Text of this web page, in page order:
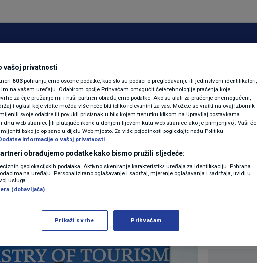
REGIJA
MAGAZIN
KOLUMNE
N1(DIS)INFO
KLIMATSKE PROMJENE
FOTO
VIDEO
cijelom
cijene ponuda za
| 5 komentara
Više
vašoj privatnosti
603 pohranjujemo osobne podatke, kao što su podaci o pregledavanju ili jedinstveni identifikatori,
na vašem uređaju. Odabirom opcije Prihvaćam omogućit ćete tehnologije praćenja koje
za čije pružanje mi i naši partneri obrađujemo podatke. Ako su alati za praćenje onemogućeni,
i oglasi koje vidite možda više neće biti toliko relevantni za vas. Možete se vratiti na ovaj izbornik
svoje odabire ili povukli pristanak u bilo kojem trenutku klikom na Upravljaj postavkama
dnu web-stranice [ili plutajuće ikone u donjem lijevom kutu web stranice, ako je primjenjivo]. Vaši će
kako je opisano u dijelu Web-mjesto. Za više pojedinosti pogledajte našu Politiku
informacije o vašoj privatnosti
obrađujemo podatke kako bismo pružili sljedeće:
geolokacijskih podataka. Aktivno skeniranje karakteristika uređaja za identifikaciju. Pohrana
na uređaju. Personalizirano oglašavanje i sadržaj, mjerenje oglašavanja i sadržaja, uvidi u
usluga.
(dobavljača)
Prikaži svrhe Prihvaćam